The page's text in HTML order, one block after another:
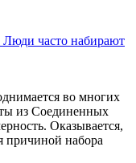
Люди часто набирают
во многих
из Соединенных
Оказывается,
причиной набора